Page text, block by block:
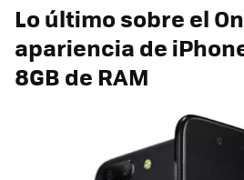
Lo último sobre el
apariencia de
8GB de RAM